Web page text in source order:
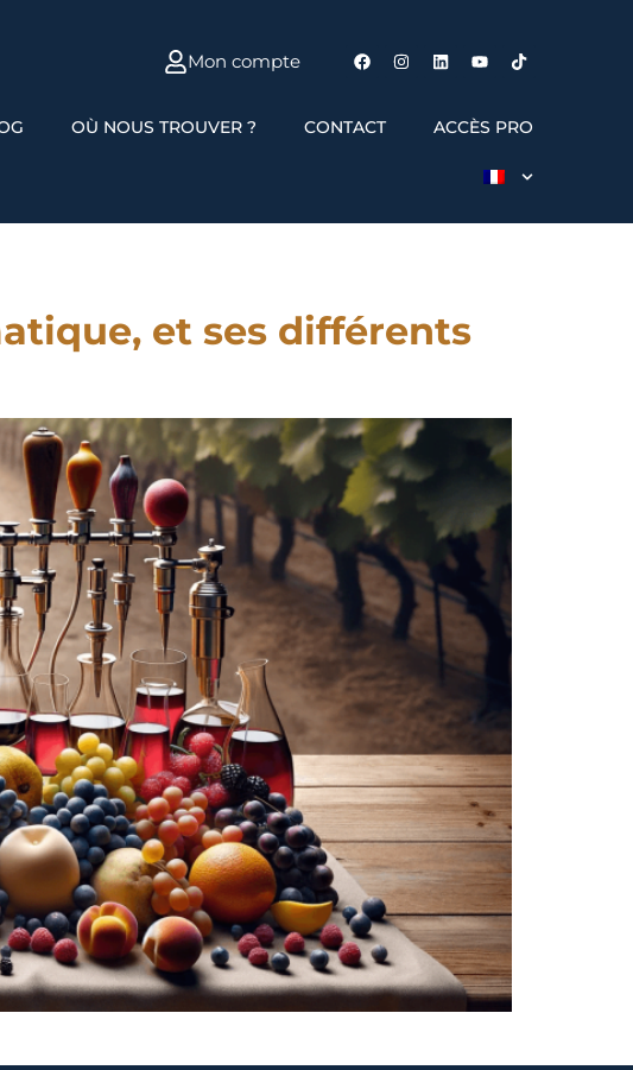
Mon compte
OÙ NOUS TROUVER ? CONTACT ACCÈS PRO
et ses différents